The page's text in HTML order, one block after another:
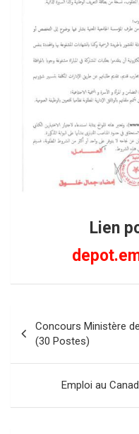
Lien
de
l’article
Concours Ministère
(30 Postes)
Emploi au